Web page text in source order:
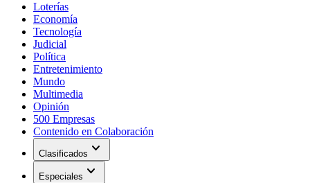
Loterías
Economía
Tecnología
Judicial
Política
Entretenimiento
Mundo
Multimedia
Opinión
500 Empresas
Contenido en Colaboración
Clasificados expand_more
Especiales expand_more